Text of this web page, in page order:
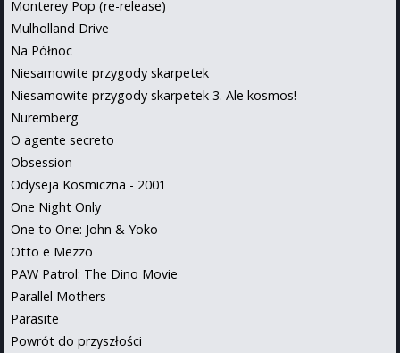
Monterey Pop (re-release)
Mulholland Drive
Na Północ
Niesamowite przygody skarpetek
Niesamowite przygody skarpetek 3. Ale kosmos!
Nuremberg
O agente secreto
Obsession
Odyseja Kosmiczna - 2001
One Night Only
One to One: John & Yoko
Otto e Mezzo
PAW Patrol: The Dino Movie
Parallel Mothers
Parasite
Powrót do przyszłości